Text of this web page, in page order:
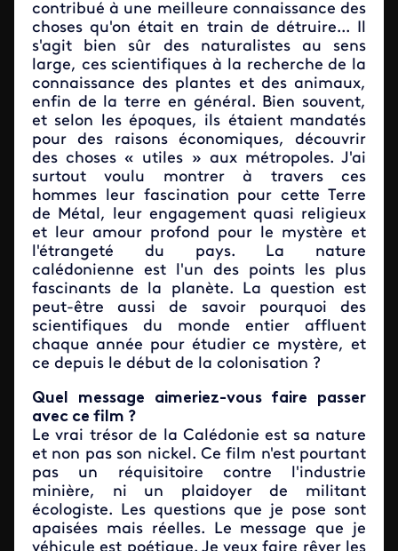
contribué à une meilleure connaissance des
choses qu'on était en train de détruire... Il
s'agit bien sûr des naturalistes au sens
large, ces scientifiques à la recherche de la
connaissance des plantes et des animaux,
enfin de la terre en général. Bien souvent,
et selon les époques, ils étaient mandatés
pour des raisons économiques, découvrir
des choses « utiles » aux métropoles. J'ai
surtout voulu montrer à travers ces
hommes leur fascination pour cette Terre
de Métal, leur engagement quasi religieux
et leur amour profond pour le mystère et
l'étrangeté du pays. La nature
calédonienne est l'un des points les plus
fascinants de la planète. La question est
peut-être aussi de savoir pourquoi des
scientifiques du monde entier affluent
chaque année pour étudier ce mystère, et
ce depuis le début de la colonisation ?
Quel message aimeriez-vous faire passer
avec ce film ?
Le vrai trésor de la Calédonie est sa nature
et non pas son nickel. Ce film n'est pourtant
pas un réquisitoire contre l'industrie
minière, ni un plaidoyer de militant
écologiste. Les questions que je pose sont
apaisées mais réelles. Le message que je